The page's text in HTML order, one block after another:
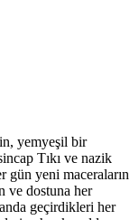
yemyeşil bir
Tıkı ve nazik
gün yeni maceraların
ve dostuna her
geçirdikleri her